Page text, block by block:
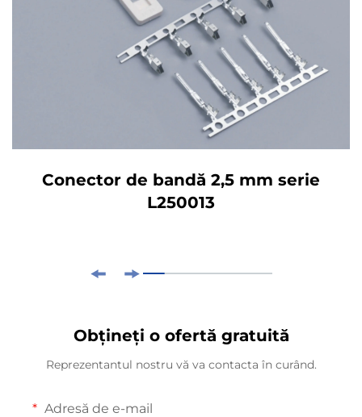
Conector de bandă 2,5 mm serie
L250013
Obțineți o ofertă gratuită
Reprezentantul nostru vă va contacta în curând.
Adresă de e-mail